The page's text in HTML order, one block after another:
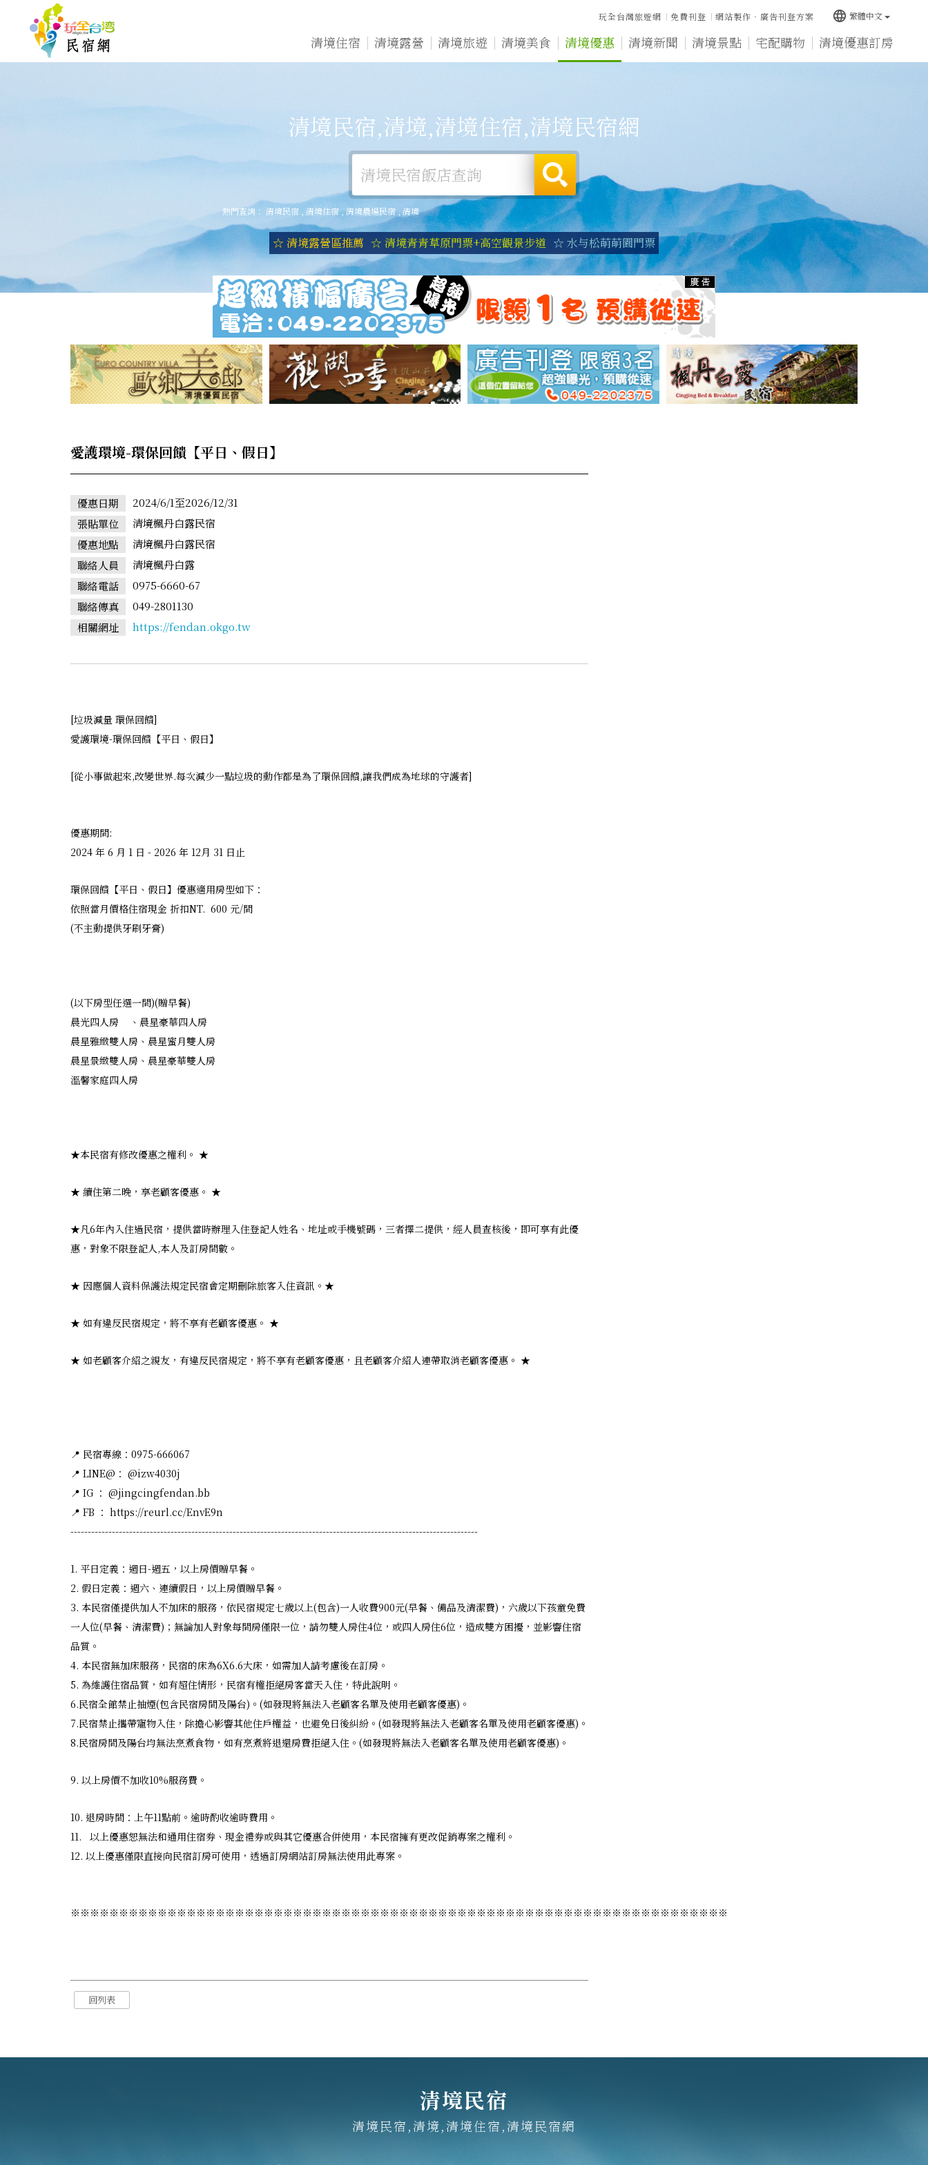
清境住宿 清境露營 清境旅遊 清境美食 清境優惠 清境新聞 清境景點 宅配購物 清境優惠訂房
玩全台灣旅遊網 免費刊登 網站製作‧廣告刊登方案 language 繁體中文
清境民宿,清境,清境住宿,清境民宿網
熱門查詢： 清境民宿 清境住宿,清境農場民宿, 清境
☆ 清境露營區推薦 ☆ 清境青青草原門票+高空觀景步道 ☆ 水与松萌萌園門票
愛護環境-環保回饋【平日、假日】
優惠日期
2024/6/1至2026/12/31
張貼單位
清境楓丹白露民宿
優惠地點
清境楓丹白露民宿
聯絡人員
清境楓丹白露
聯絡電話
0975-6660-67
聯絡傳真
049-2801130
相關網址
https://fendan.okgo.tw
[垃圾減量 環保回饋]
愛護環境-環保回饋【平日、假日】
[從小事做起來,改變世界.每次減少一點垃圾的動作都是為了環保回饋,讓我們成為地球的守護者]
優惠期間:
2024 年 6 月 1 日 - 2026 年 12月 31 日止
環保回饋【平日、假日】優惠適用房型如下：
依照當月價格住宿現金 折扣NT. 600 元/間
(不主動提供牙刷牙膏)
(以下房型任選一間)(贈早餐)
晨光四人房 、晨星豪華四人房
晨星雅緻雙人房、晨星蜜月雙人房
晨星景緻雙人房、晨星豪華雙人房
溫馨家庭四人房
★本民宿有修改優惠之權利。 ★
★ 續住第二晚，享老顧客優惠。 ★
★凡6年內入住過民宿，提供當時辦理入住登記人姓名、地址或手機號碼，三者擇二提供，經人員查核後，即可享有此優
惠，對象不限登記人,本人及訂房間數。​
★ 因應個人資料保護法規定民宿會定期刪除旅客入住資訊。★​
★ 如有違反民宿規定，將不享有老顧客優惠。 ★
★ 如老顧客介紹之親友，有違反民宿規定，將不享有老顧客優惠，且老顧客介紹人連帶取消老顧客優惠。 ★
📍 民宿專線：0975-666067
📍 LINE@： @izw4030j
📍 IG ： @jingcingfendan.bb
📍 FB ： https://reurl.cc/EnvE9n
----------------------------------------------------------------------------------------------------------------------
1. 平日定義：週日-週五，以上房價贈早餐。
2. 假日定義：週六、連續假日，以上房價贈早餐。
3. 本民宿僅提供加人不加床的服務，依民宿規定七歲以上(包含)一人收費900元(早餐、備品及清潔費)，六歲以下孩童免費
一人位(早餐、清潔費)；無論加人對象每間房僅限一位，請勿雙人房住4位，或四人房住6位，造成雙方困擾，並影響住宿
品質。
4. 本民宿無加床服務，民宿的床為6X6.6大床，如需加人請考慮後在訂房。
5. 為維護住宿品質，如有超住情形，民宿有權拒絕房客當天入住，特此說明。
6.民宿全館禁止抽煙(包含民宿房間及陽台)。(如發現將無法入老顧客名單及使用老顧客優惠)。
7.民宿禁止攜帶寵物入住，除擔心影響其他住戶權益，也避免日後糾紛。(如發現將無法入老顧客名單及使用老顧客優惠)。
8.民宿房間及陽台均無法烹煮食物，如有烹煮將退還房費拒絕入住。(如發現將無法入老顧客名單及使用老顧客優惠)。
9. 以上房價不加收10%服務費。
10. 退房時間：上午11點前。逾時酌收逾時費用。
11. 以上優惠恕無法和通用住宿券、現金禮券或與其它優惠合併使用，本民宿擁有更改促銷專案之權利。
12. 以上優惠僅限直接向民宿訂房可使用，透過訂房網站訂房無法使用此專案。
※※※※※※※※※※※※※※※※※※※※※※※※※※※※※※※※※※※※※※※※※※※※※※※※※※※※※※※※※※※※※※※※※※※※
回列表
清境民宿
清境民宿,清境,清境住宿,清境民宿網